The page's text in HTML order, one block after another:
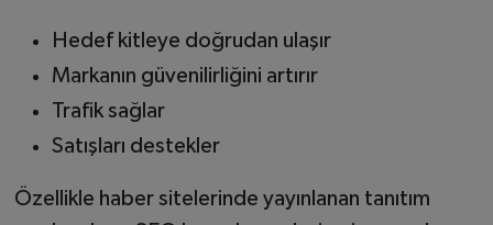
Hedef kitleye doğrudan ulaşır
Markanın güvenilirliğini artırır
Trafik sağlar
Satışları destekler
Özellikle haber sitelerinde yayınlanan tanıtım